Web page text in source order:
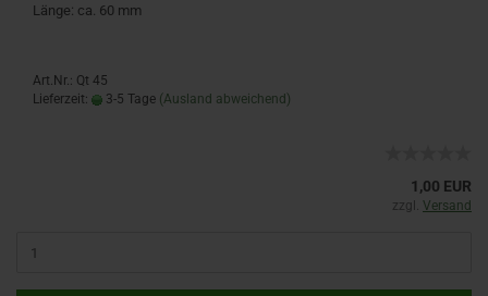
Länge: ca. 60 mm
Art.Nr.: Qt 45
Lieferzeit:
3-5 Tage (Ausland abweichend)
1,00 EUR
zzgl. Versand